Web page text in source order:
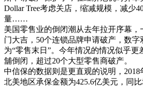
Dollar Tree考虑关店，缩减规模，减少
量……
美国零售业的倒闭潮从去年拉开序幕，
门大吉，50个连锁品牌申请破产，数
为“零售末日”。今年情况的情况似乎
舖倒闭，超过20个大型零售商破产。
中信保的数据则是更直观的说明，2018
北美地区承保金额为425.6亿美元，同